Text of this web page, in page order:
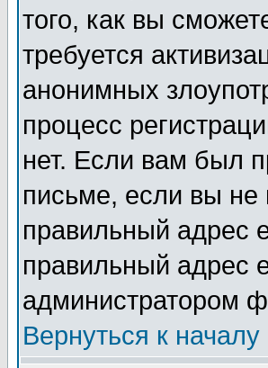
того, как вы
требуется
анонимных
процесс
нет. Если вам был
письме, если вы не
правильный адрес
правильный адрес
администратором
Вернуться к началу